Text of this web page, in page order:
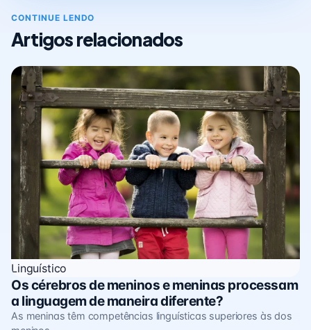
CONTINUE LENDO
Artigos relacionados
Linguístico
Os cérebros de meninos e meninas processam
a linguagem de maneira diferente?
As meninas têm competências linguísticas superiores às dos